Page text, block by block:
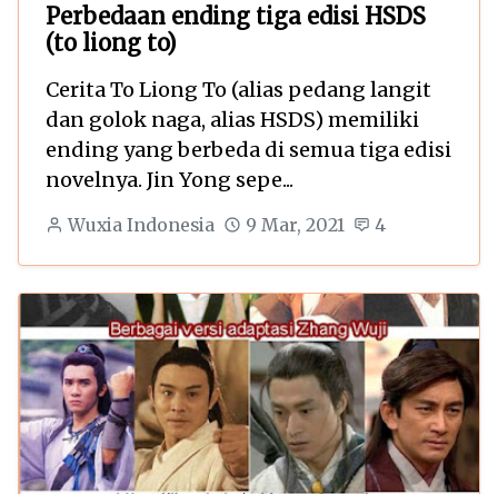
Perbedaan ending tiga edisi HSDS
(to liong to)
Cerita To Liong To (alias pedang langit
dan golok naga, alias HSDS) memiliki
ending yang berbeda di semua tiga edisi
novelnya. Jin Yong sepe...
Wuxia Indonesia 9 Mar, 2021 4